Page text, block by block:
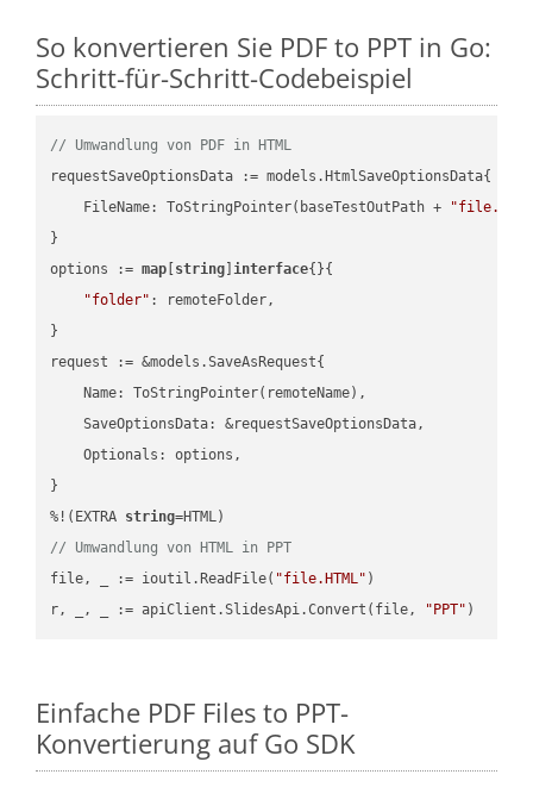
So konvertieren Sie PDF to PPT in Go:
Schritt-für-Schritt-Codebeispiel
// Umwandlung von PDF in HTML
requestSaveOptionsData := models.HtmlSaveOptionsData{
    FileName: ToStringPointer(baseTestOutPath +
"file.PDF"
}
options := map string ]interface{}{
"folder" : remoteFolder,
}
request := &models.SaveAsRequest{
    Name: ToStringPointer(remoteName),
    SaveOptionsData: &requestSaveOptionsData,
    Optionals: options,
}
%!(EXTRA string
// Umwandlung von HTML in PPT
file, _ := ioutil.ReadFile( "file.HTML" )
r, _, _ := apiClient.SlidesApi.Convert(file,
"PPT"
Einfache PDF Files to PPT-
Konvertierung auf Go SDK